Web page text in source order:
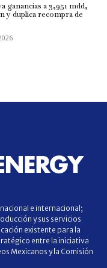
ganancias a 3,951 mdd,
y duplica recompra de
e internacional;
y sus servicios
existente para la
entre la iniciativa
Mexicanos y la Comisión